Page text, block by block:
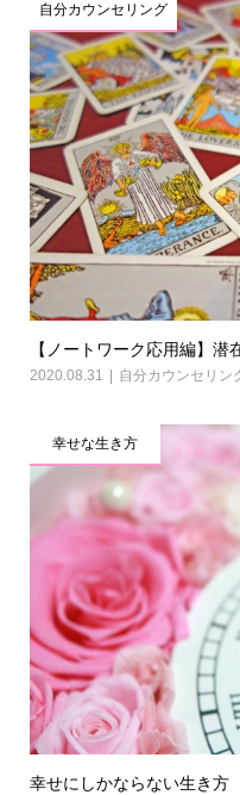
自分カウンセリング
【ノートワーク応用編】
2020.08.31 自分カウンセリン
幸せな生き方
幸せにしかならない生き方